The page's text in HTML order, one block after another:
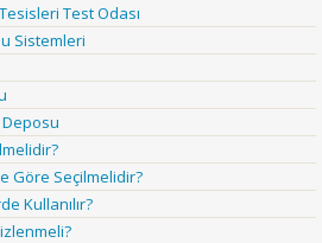
Test Odası
Sistemleri
Deposu
Göre Seçilmelidir?
Kullanılır?